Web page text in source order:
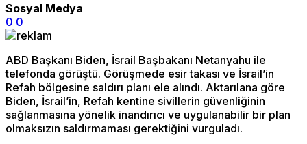
Sosyal Medya
0 0
ABD Başkanı Biden, İsrail Başbakanı Netanyahu ile
telefonda görüştü. Görüşmede esir takası ve İsrail’in
Refah bölgesine saldırı planı ele alındı. Aktarılana göre
Biden, İsrail’in, Refah kentine sivillerin güvenliğinin
sağlanmasına yönelik inandırıcı ve uygulanabilir bir plan
olmaksızın saldırmaması gerektiğini vurguladı.